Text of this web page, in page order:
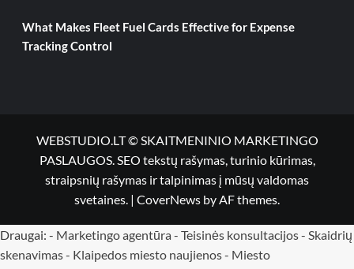
What Makes Fleet Fuel Cards Effective for Expense
Tracking Control
WEBSTUDIO.LT © SKAITMENINIO MARKETINGO
PASLAUGOS. SEO tekstų rašymas, turinio kūrimas,
straipsnių rašymas ir talpinimas į mūsų valdomas
svetaines. | CoverNews by AF themes.
Draugai: - Marketingo agentūra - Teisinės konsultacijos- Skaidrių
skenavimas- Klaipedos miesto naujienos- Miesto